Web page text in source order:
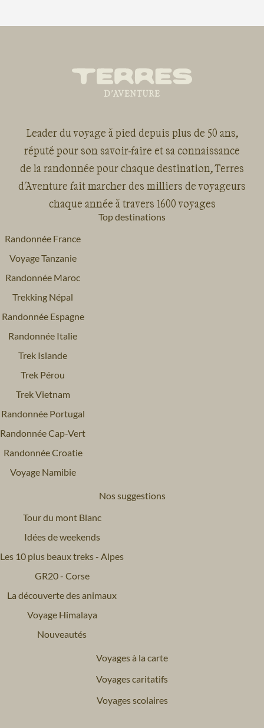
Leader du voyage à pied depuis plus de 50 ans,
réputé pour son savoir-faire et sa connaissance
de la randonnée pour chaque destination, Terres
d'Aventure fait marcher des milliers de voyageurs
chaque année à travers 1600 voyages
Top destinations
Randonnée France
Voyage Tanzanie
Randonnée Maroc
Trekking Népal
Randonnée Espagne
Randonnée Italie
Trek Islande
Trek Pérou
Trek Vietnam
Randonnée Portugal
Randonnée Cap-Vert
Randonnée Croatie
Voyage Namibie
Nos suggestions
Tour du mont Blanc
Idées de weekends
Les 10 plus beaux treks - Alpes
GR20 - Corse
La découverte des animaux
Voyage Himalaya
Nouveautés
Voyages à la carte
Voyages caritatifs
Voyages scolaires